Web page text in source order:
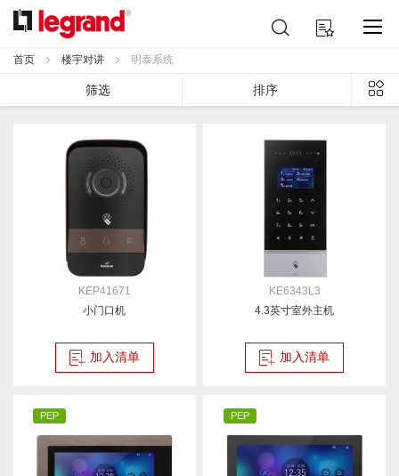
跳
到
容
我的购物车
索
首页 楼宇对讲 明泰系统
筛选 排序
KEP41671
小门口机
加入清单
KE6343L3
4.3英寸室外主机
加入清单
PEP PEP